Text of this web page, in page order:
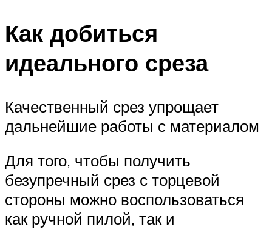
Как добиться
идеального среза
Качественный срез упрощает
дальнейшие работы с материалом
Для того, чтобы получить
безупречный срез с торцевой
стороны можно воспользоваться
как ручной пилой, так и